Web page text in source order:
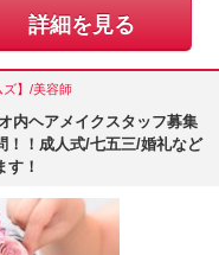
詳細を見る
ズ】/美容師
内ヘアメイクスタッフ募集
！成人式/七五三/婚礼など
！